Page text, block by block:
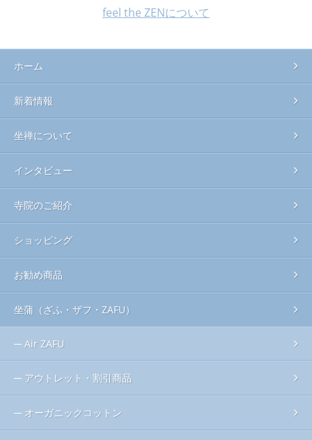
feel the ZENについて
ホーム
新着情報
坐禅について
インタビュー
寺院のご紹介
ショッピング
お勧め商品
坐蒲（ざふ・ザフ・ZAFU）
Air ZAFU
アウトレット・割引商品
オーガニックコットン